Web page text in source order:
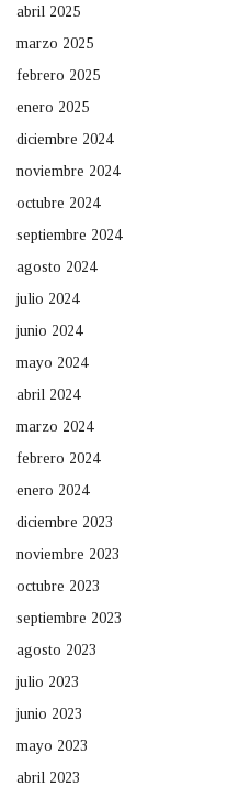
abril 2025
marzo 2025
febrero 2025
enero 2025
diciembre 2024
noviembre 2024
octubre 2024
septiembre 2024
agosto 2024
julio 2024
junio 2024
mayo 2024
abril 2024
marzo 2024
febrero 2024
enero 2024
diciembre 2023
noviembre 2023
octubre 2023
septiembre 2023
agosto 2023
julio 2023
junio 2023
mayo 2023
abril 2023